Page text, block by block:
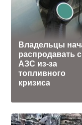
Владельцы
распродавать
АЗС из-за
топливного
кризиса